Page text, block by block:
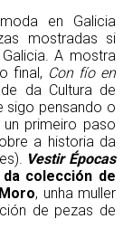
en Galicia
mostradas si
A mostra
final, Con fío en
da Cultura de
sigo pensando o
primeiro paso
a historia da
Vestir Épocas
colección de
, unha muller
de pezas de